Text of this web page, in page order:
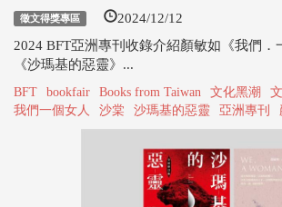
徵文得獎專區 2024/12/12
2024 BFT亞洲專刊收錄介紹顏敏如《我們．
《沙瑪基的惡靈》...
BFT bookfair Books from Taiwan 文化黑潮
我們一個女人
沙棠 沙瑪基的惡靈 亞洲專刊